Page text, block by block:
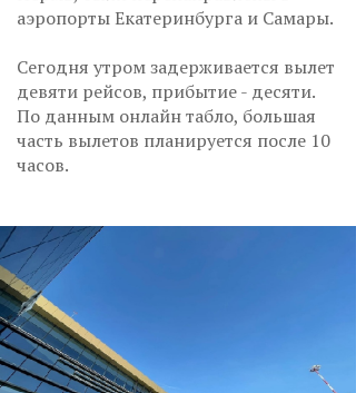
аэропорты Екатеринбурга и Самары.
Сегодня утром задерживается вылет
девяти рейсов, прибытие - десяти.
По данным онлайн табло, большая
часть вылетов планируется после 10
часов.